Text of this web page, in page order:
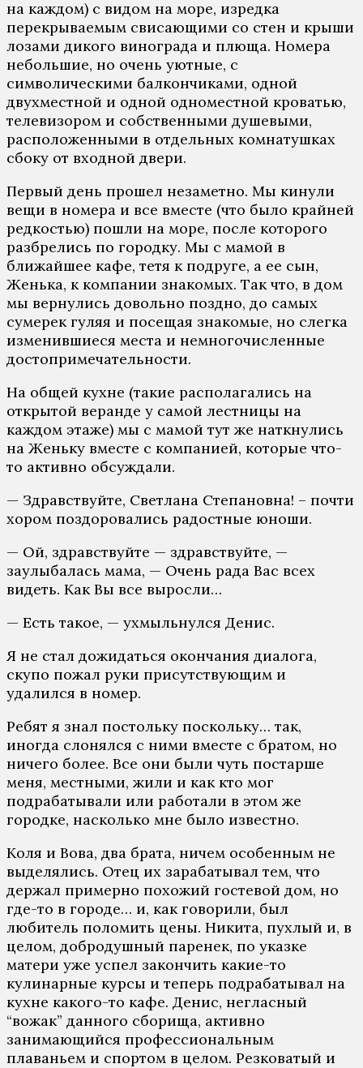
на каждом) с видом на море, изредка
перекрываемым свисающими со стен и крыши
лозами дикого винограда и плюща. Номера
небольшие, но очень уютные, с
символическими балкончиками, одной
двухместной и одной одноместной кроватью,
телевизором и собственными душевыми,
расположенными в отдельных комнатушках
сбоку от входной двери.
Первый день прошел незаметно. Мы кинули
вещи в номера и все вместе (что было крайней
редкостью) пошли на море, после которого
разбрелись по городку. Мы с мамой в
ближайшее кафе, тетя к подруге, а ее сын,
Женька, к компании знакомых. Так что, в дом
мы вернулись довольно поздно, до самых
сумерек гуляя и посещая знакомые, но слегка
изменившиеся места и немногочисленные
достопримечательности.
На общей кухне (такие располагались на
открытой веранде у самой лестницы на
каждом этаже) мы с мамой тут же наткнулись
на Женьку вместе с компанией, которые что-
то активно обсуждали.
— Здравствуйте, Светлана Степановна! – почти
хором поздоровались радостные юноши.
— Ой, здравствуйте — здравствуйте, —
заулыбалась мама, — Очень рада Вас всех
видеть. Как Вы все выросли…
— Есть такое, — ухмыльнулся Денис.
Я не стал дожидаться окончания диалога,
скупо пожал руки присутствующим и
удалился в номер.
Ребят я знал постольку поскольку… так,
иногда слонялся с ними вместе с братом, но
ничего более. Все они были чуть постарше
меня, местными, жили и как кто мог
подрабатывали или работали в этом же
городке, насколько мне было известно.
Коля и Вова, два брата, ничем особенным не
выделялись. Отец их зарабатывал тем, что
держал примерно похожий гостевой дом, но
где-то в городе… и, как говорили, был
любитель поломить цены. Никита, пухлый и, в
целом, добродушный паренек, по указке
матери уже успел закончить какие-то
кулинарные курсы и теперь подрабатывал на
кухне какого-то кафе. Денис, негласный
“вожак” данного сборища, активно
занимающийся профессиональным
плаваньем и спортом в целом. Резковатый и